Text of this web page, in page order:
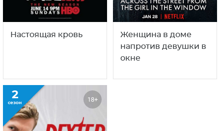
Настоящая кровь
Женщина в доме
напротив девушки в
окне
2
сезон 18+